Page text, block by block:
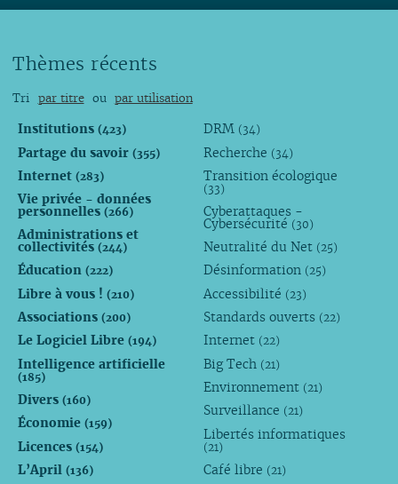
Thèmes récents
Tri par titre ou par utilisation
Institutions (423)
Partage du savoir (355)
Internet (283)
Vie privée - données
personnelles (266)
Administrations et
collectivités (244)
Éducation (222)
Libre à vous ! (210)
Associations (200)
Le Logiciel Libre (194)
Intelligence artificielle
(185)
Divers (160)
Économie (159)
Licences (154)
L’April (136)
DRM (34)
Recherche (34)
Transition écologique
(33)
Cyberattaques -
Cybersécurité (30)
Neutralité du Net (25)
Désinformation (25)
Accessibilité (23)
Standards ouverts (22)
Internet (22)
Big Tech (21)
Environnement (21)
Surveillance (21)
Libertés informatiques
(21)
Café libre (21)